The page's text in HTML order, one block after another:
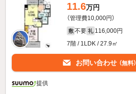
11.6万円
（管理費10,000円）
敷 不要 礼 116,000円
7階 / 1LDK / 27.9㎡
お問い合わせ （無料）
提供